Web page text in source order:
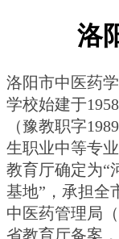
洛
洛阳市中医药
学校始建于
（豫教职字
生职业中等专
教育厅确定为“
基地”，承担全
中医药管理局
省教育厅备案